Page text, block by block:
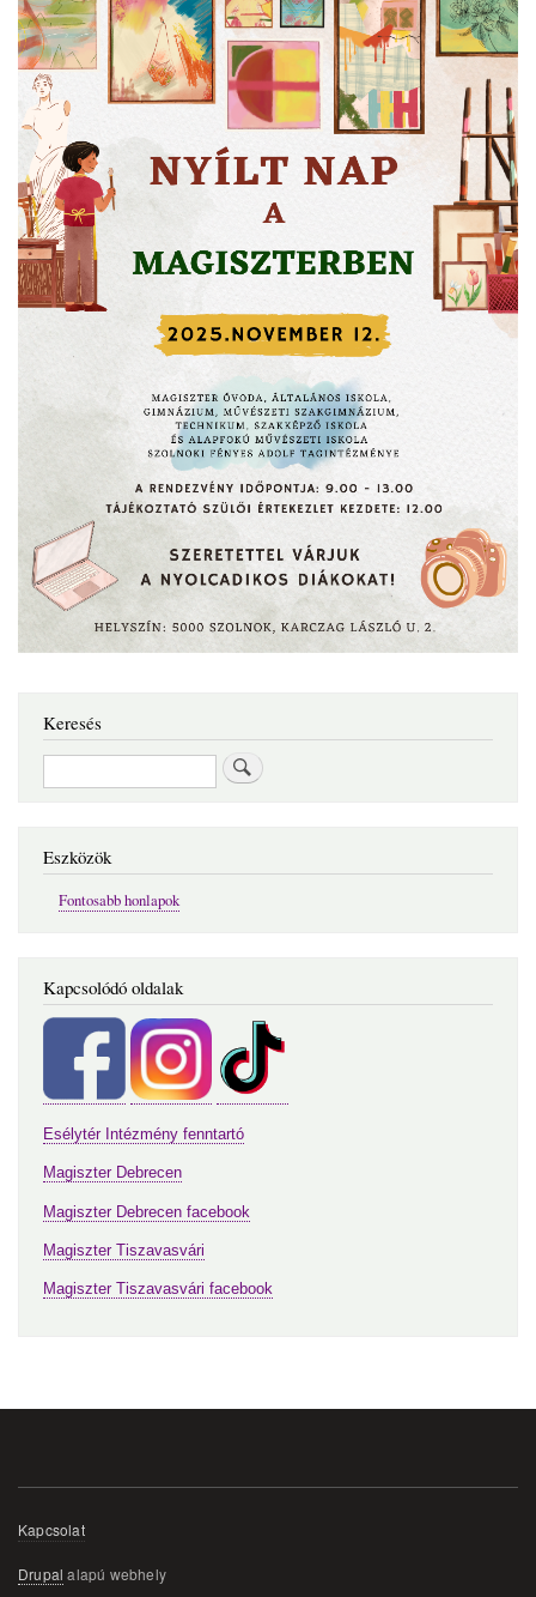
Keresés
Keresés
Eszközök
Fontosabb honlapok
Kapcsolódó oldalak
Esélytér Intézmény fenntartó
Magiszter Debrecen
Magiszter Debrecen facebook
Magiszter Tiszavasvári
Magiszter Tiszavasvári facebook
Lábléc
Kapcsolat
Drupal alapú webhely